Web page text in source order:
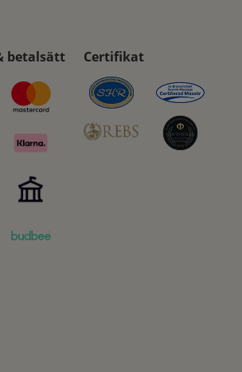
betalsätt Certifikat